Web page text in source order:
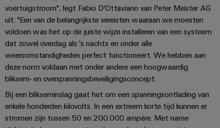
voor
apparaten
Gebouwinfrastructuur
Oplossingen
voor
de
vereisten
van
de
bouw
van
meting
Smart
Cabinet
Building
Weidmüller
Configurator
Werkplekoplossingen
Service-
interfaces
Verdeeldozen
Elektronica
Relaismodules
en
PCB-
connectorservices
Laboratoriumdiensten
Ondersteuning
Technische
ondersteuning
Assembly
Compliance
Ons
management
Pers
Bedrijfsnieuws
Nieuws
voertuigstroom", legt Fabio D'Ottaviano van Peter Meister AG
uit. "Een van de belangrijkste vereisten waaraan we moesten
voldoen was het op de juiste wijze installeren van een systeem
dat zowel overdag als 's nachts en onder alle
weersomstandigheden perfect functioneert. We hebben aan
deze norm voldaan met onder andere een hoogwaardig
bliksem- en overspanningsbeveiligingsconcept.
Bij een blikseminslag gaat het om een spanningsontlading van
enkele honderden kilovolts. In een extreem korte tijd kunnen er
stromen zijn tussen 50 en 200.000 ampère. Met name